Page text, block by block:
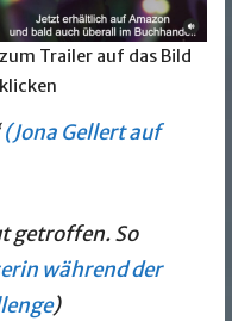
zum Trailer auf das Bild
klicken
(Jona Gellert auf
getroffen. So
während der
)